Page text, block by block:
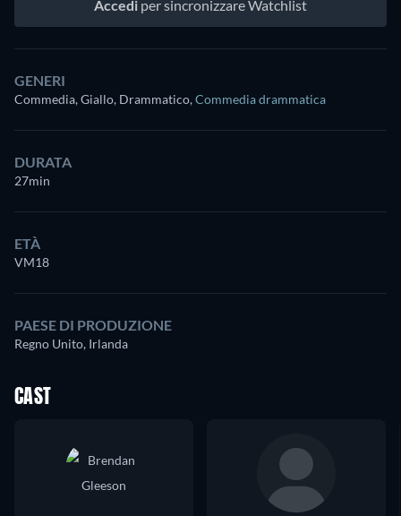
Accedi per sincronizzare Watchlist
GENERI
Commedia, Giallo, Drammatico,Commedia drammatica
DURATA
27min
ETÀ
VM18
PAESE DI PRODUZIONE
Regno Unito, Irlanda
CAST